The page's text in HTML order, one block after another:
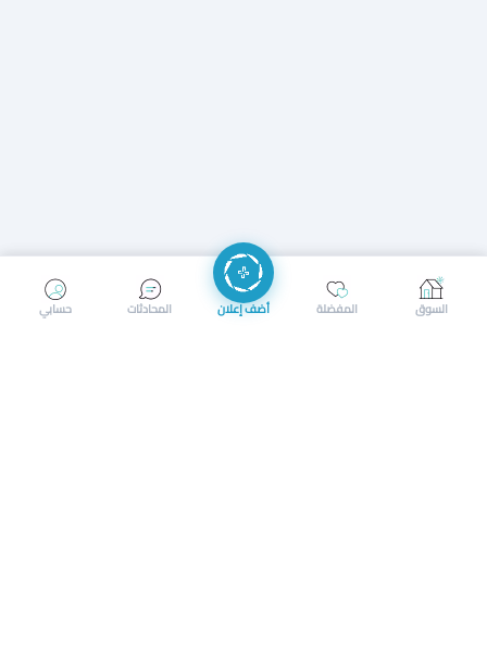
إرسال رسالة إجراء مكالمة
حسابي المحادثات أضف إعلان المفضلة السوق